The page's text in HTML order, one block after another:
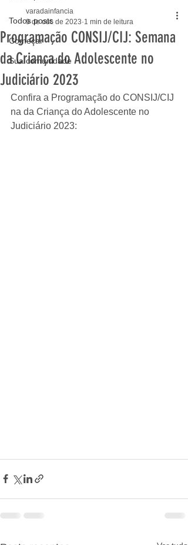
Todos posts
Começar
Sua comunidade
Programação CONSIJ/CIJ: Semana
da Criança do Adolescente no
Judiciário 2023
varadainfancia
9 de out. de 2023 1 min de leitura
Confira a Programação do CONSIJ/CIJ
na da Criança do Adolescente no
Judiciário 2023: